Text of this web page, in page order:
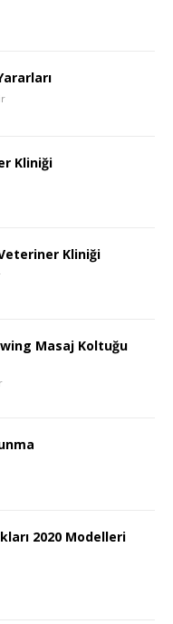
Kliniği
Kliniği
Masaj Koltuğu
2020 Modelleri